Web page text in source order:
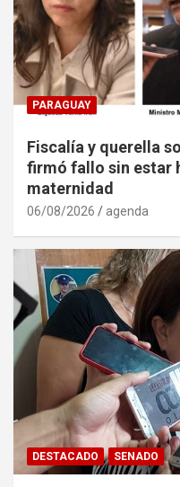
PARAGUAY
Fiscalía y querella
firmó fallo sin estar
maternidad
06/08/2026 agenda
DESTACADO SENADO